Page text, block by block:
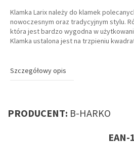
Klamka Larix należy do klamek
nowoczesnym oraz tradycyjnym stylu.
która jest bardzo wygodna w
Klamka ustalona jest na trzpieniu
Szczegółowy opis
PRODUCENT: B-HARKO
EAN-